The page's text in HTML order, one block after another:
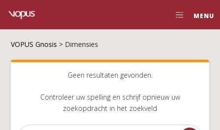
MENU
VOPUS Gnosis > Dimensies
Geen resultaten gevonden.
Controleer uw spelling en schrijf opnieuw uw
zoekopdracht in het zoekveld